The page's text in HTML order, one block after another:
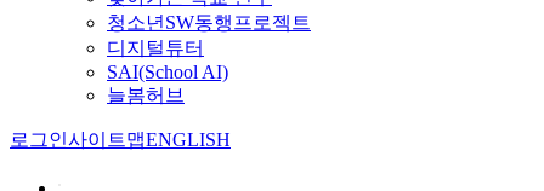
청소년SW동행프로젝트
디지털튜터
SAI(School AI)
늘봄허브
로그인사이트맵ENGLISH